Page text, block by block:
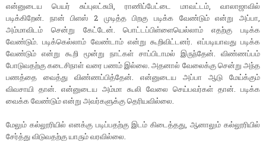
என்னுடைய பெயர் சுப்புலட்சுமி, ராணிப்பேட்டை மாவட்டம், வாலாஜாவில்
படிக்கிறேன். நான் பிளஸ் 2 முடித்த பிறகு படிக்க வேண்டும் என்று அப்பா,
அம்மாவிடம் சென்று கேட்டேன். பொட்டப்பிள்ளையெல்லாம் எதற்கு படிக்க
வேண்டும். படிக்கெல்லாம் வேண்டாம் என்று கூறிவிட்டனர். எப்படியாவது படிக்க
வேண்டும் என்று கூறி மூன்று நாட்கள் சாப்பிடாமல் இருந்தேன். விண்ணப்பம்
போடுவதற்கு கடைசிநாள் வரை பணம் இல்லை. அதனால் வேலைக்கு சென்று அந்த
பணத்தை வைத்து விண்ணப்பித்தேன். என்னுடைய அப்பா ஆடு மேய்க்கும்
விவசாயி தான். என்னுடைய அம்மா கூலி வேலை செய்பவர்கள் தான். படிக்க
வைக்க வேண்டும் என்று அவர்களுக்கு தெரியவில்லை.
மேலும் கல்லூரியில் எனக்கு படிப்பதற்கு இடம் கிடைத்தது, ஆனாலும் கல்லூரியில்
சேர்த்து விடுவதற்கு யாரும் வரவில்லை.